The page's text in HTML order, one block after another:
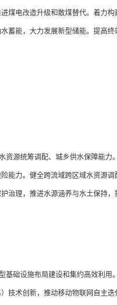
煤电改造升级和散煤替代。着力
蓄能，大力发展新型储能。提高
资源统筹调配、城乡供水保障能
能力。健全跨流域跨区域水资源
治理，推进水源涵养与水土保持
基础设施布局建设和集约高效利
技术创新，推动移动物联网自主